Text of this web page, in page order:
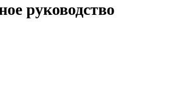
руководство